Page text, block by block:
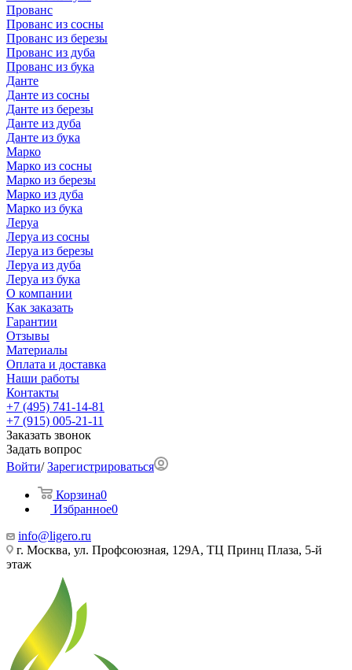
Прованс
Прованс из сосны
Прованс из березы
Прованс из дуба
Прованс из бука
Данте
Данте из сосны
Данте из березы
Данте из дуба
Данте из бука
Марко
Марко из сосны
Марко из березы
Марко из дуба
Марко из бука
Леруа
Леруа из сосны
Леруа из березы
Леруа из дуба
Леруа из бука
О компании
Как заказать
Гарантии
Отзывы
Материалы
Оплата и доставка
Наши работы
Контакты
+7 (495) 741-14-81
+7 (915) 005-21-11
Заказать звонок
Задать вопрос
Войти/Зарегистрироваться
Корзина0
Избранное0
info@ligero.ru
г. Москва, ул. Профсоюзная, 129А, ТЦ Принц Плаза, 5-й
этаж